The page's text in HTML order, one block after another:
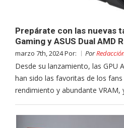
Prepárate con las nuevas
Gaming y ASUS Dual AMD
marzo 7th, 2024 Por: Por
Desde su lanzamiento, las GPU
han sido las favoritas de los
rendimiento y abundante VRAM,